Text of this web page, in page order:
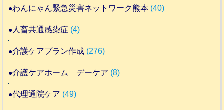
わんにゃん緊急災害ネットワーク熊本 (40)
人畜共通感染症 (4)
介護ケアプラン作成 (276)
介護ケアホーム デーケア (8)
代理通院ケア (49)